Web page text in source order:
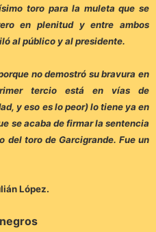
toro para la muleta que se
en plenitud y entre ambos
al público y al presidente.
no demostró su bravura en
tercio está en vías de
y eso es lo peor) lo tiene ya en
se acaba de firmar la sentencia
del toro de Garcigrande. Fue un
López.